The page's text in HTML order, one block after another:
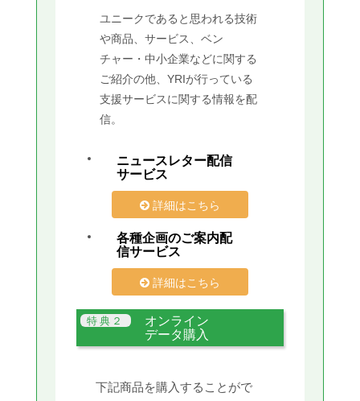
ユニークであると思われる技術
や商品、サービス、ベン
チャー・中小企業などに関する
ご紹介の他、YRIが行っている
支援サービスに関する情報を配
信。
ニュースレター配信
サービス
詳細はこちら
各種企画のご案内配
信サービス
詳細はこちら
オンライン
データ購入
下記商品を購入することがで